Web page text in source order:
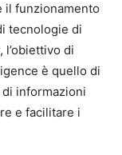
il funzionamento
tecnologie di
di
è quello di
informazioni
e facilitare i